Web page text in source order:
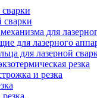
сварки
для
для лазерного
для лазерной
резка
и резка